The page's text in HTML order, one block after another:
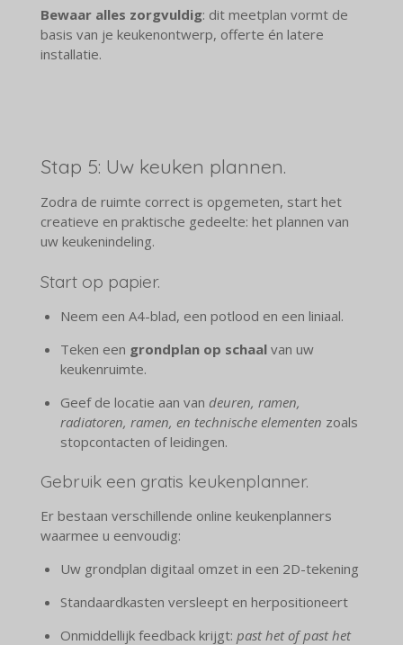
Bewaar alles zorgvuldig: dit meetplan vormt de
basis van je keukenontwerp, offerte én latere
installatie.
Stap 5: Uw keuken plannen.
Zodra de ruimte correct is opgemeten, start het
creatieve en praktische gedeelte: het plannen van
uw keukenindeling.
Start op papier.
Neem een A4-blad, een potlood en een liniaal.
Teken een grondplan op schaal van uw
keukenruimte.
Geef de locatie aan vandeuren, ramen,
radiatoren, ramen, en technische elementen zoals
stopcontacten of leidingen.
Gebruik een gratis keukenplanner.
Er bestaan verschillende online keukenplanners
waarmee u eenvoudig:
Uw grondplan digitaal omzet in een 2D-tekening
Standaardkasten versleept en herpositioneert
Onmiddellijk feedback krijgt:past het of past het